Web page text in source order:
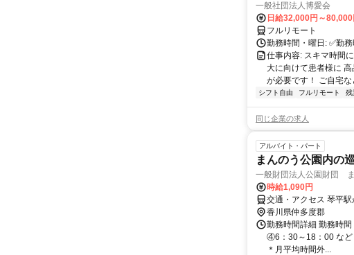
一般社団法人博愛会
日給32,000円～80,000
フルリモート
勤務時間・曜日: ✅勤
仕事内容: スキマ時間
大に向けて患者様に
が必要です！ ご自宅
シフト自由 フルリモート 残
同じ企業の求人
アルバイト・パート
まんのう公園内の
一般財団法人公園財団
時給1,090円
交通・アクセス 琴平
香川県仲多度郡
勤務時間詳細 勤務時
④6：30～18：00 など
＊月平均時間外...